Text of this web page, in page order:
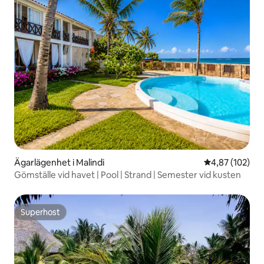
Ägarlägenhet i Malindi 4,87 av 5 i
4,87 (102)
Gömställe vid havet | Pool | Strand | Semester vid kusten
Superhost
Superhost